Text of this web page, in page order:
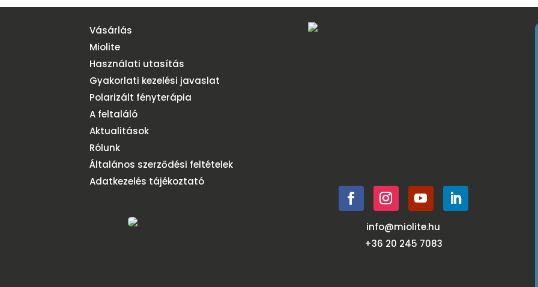
Vásárlás
Miolite
Használati utasítás
Gyakorlati kezelési javaslat
Polarizált fényterápia
A feltaláló
Aktualitások
Rólunk
Általános szerződési feltételek
Adatkezelés tájékoztató
info@miolite.hu
+36 20 245 7083